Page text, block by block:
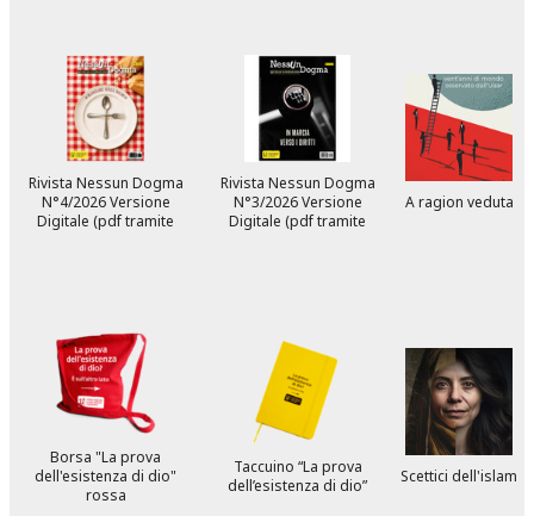
Rivista Nessun Dogma
N°4/2026 Versione
Digitale (pdf tramite
Rivista Nessun Dogma
N°3/2026 Versione
Digitale (pdf tramite
A ragion veduta
Borsa "La prova
dell'esistenza di dio"
rossa
Taccuino “La prova
dell’esistenza di dio”
Scettici dell'islam